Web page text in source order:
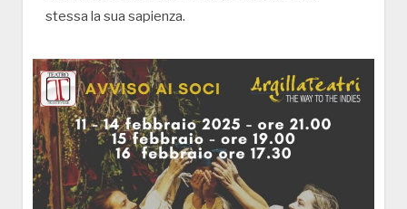
stessa la sua sapienza.